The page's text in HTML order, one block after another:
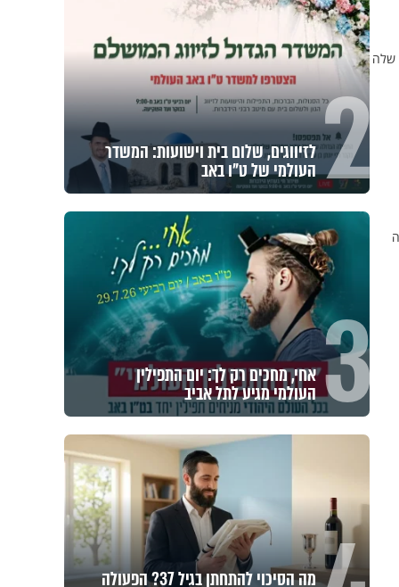
שלה
2 לזיווגים, שלום בית וישועות: המשדר
העולמי של ט"ו באב
3 אחי, מחכים רק לך: יום התפילין
העולמי מגיע לתל אביב
מה הסיכוי להתחתן בגיל 37? הפעולה